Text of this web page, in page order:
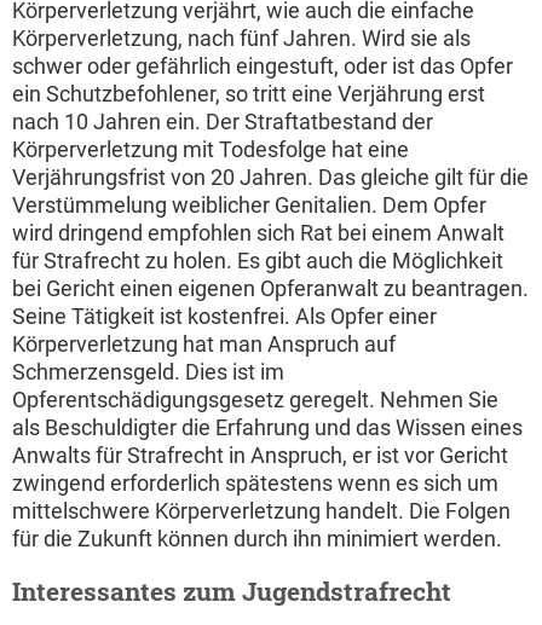
Körperverletzung verjährt, wie auch die einfache
Körperverletzung, nach fünf Jahren. Wird sie als
schwer oder gefährlich eingestuft, oder ist das Opfer
ein Schutzbefohlener, so tritt eine Verjährung erst
nach 10 Jahren ein. Der Straftatbestand der
Körperverletzung mit Todesfolge hat eine
Verjährungsfrist von 20 Jahren. Das gleiche gilt für die
Verstümmelung weiblicher Genitalien. Dem Opfer
wird dringend empfohlen sich Rat bei einem Anwalt
für Strafrecht zu holen. Es gibt auch die Möglichkeit
bei Gericht einen eigenen Opferanwalt zu beantragen.
Seine Tätigkeit ist kostenfrei. Als Opfer einer
Körperverletzung hat man Anspruch auf
Schmerzensgeld. Dies ist im
Opferentschädigungsgesetz geregelt. Nehmen Sie
als Beschuldigter die Erfahrung und das Wissen eines
Anwalts für Strafrecht in Anspruch, er ist vor Gericht
zwingend erforderlich spätestens wenn es sich um
mittelschwere Körperverletzung handelt. Die Folgen
für die Zukunft können durch ihn minimiert werden.
Interessantes zum Jugendstrafrecht